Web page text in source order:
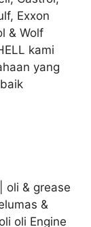
Exxon
& Wolf
kami
yang
oli & grease
&
oli Engine